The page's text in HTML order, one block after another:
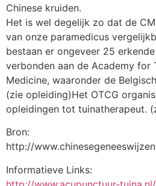
Chinese kruiden.
Het is wel degelijk zo dat de
van onze paramedicus
bestaan er ongeveer 25
verbonden aan de Academy for
Medicine, waaronder de
(zie opleiding)Het OTCG
opleidingen tot tuinatherapeut.
Bron:
http://
Informatieve Links: